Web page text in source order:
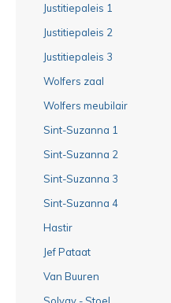
Justitiepaleis 1
Justitiepaleis 2
Justitiepaleis 3
Wolfers zaal
Wolfers meubilair
Sint-Suzanna 1
Sint-Suzanna 2
Sint-Suzanna 3
Sint-Suzanna 4
Hastir
Jef Pataat
Van Buuren
Solvay - Stoel